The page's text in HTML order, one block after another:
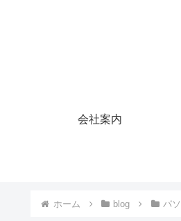
会社案内
ホーム blog パ